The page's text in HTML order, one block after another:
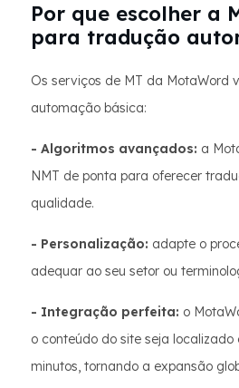
Por que escolher a
para tradução
Os serviços de MT da MotaWord
automação básica:
- Algoritmos avançados: a
NMT de ponta para oferecer
qualidade.
- Personalização: adapte o
adequar ao seu setor ou
- Integração perfeita: o
o conteúdo do site seja
minutos, tornando a expansão